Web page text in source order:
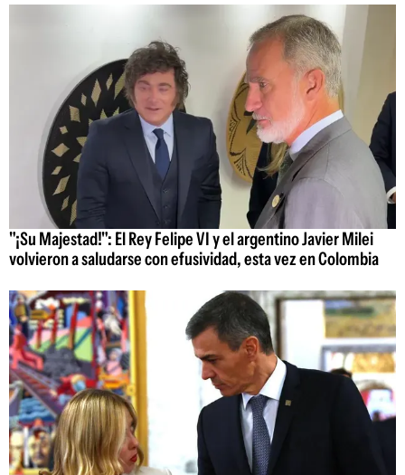
"¡Su Majestad!": El Rey Felipe VI y el argentino Javier Milei
volvieron a saludarse con efusividad, esta vez en Colombia